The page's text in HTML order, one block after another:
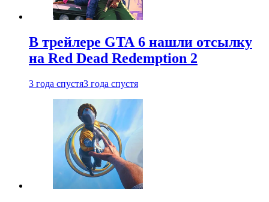
В трейлере GTA 6 нашли отсылку
на Red Dead Redemption 2
3 года спустя3 года спустя